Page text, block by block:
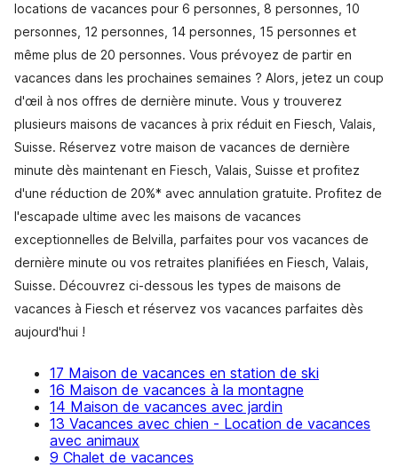
locations de vacances pour 6 personnes, 8 personnes, 10
personnes, 12 personnes, 14 personnes, 15 personnes et
même plus de 20 personnes. Vous prévoyez de partir en
vacances dans les prochaines semaines ? Alors, jetez un coup
d'œil à nos offres de dernière minute. Vous y trouverez
plusieurs maisons de vacances à prix réduit en Fiesch, Valais,
Suisse. Réservez votre maison de vacances de dernière
minute dès maintenant en Fiesch, Valais, Suisse et profitez
d'une réduction de 20%* avec annulation gratuite. Profitez de
l'escapade ultime avec les maisons de vacances
exceptionnelles de Belvilla, parfaites pour vos vacances de
dernière minute ou vos retraites planifiées en Fiesch, Valais,
Suisse. Découvrez ci-dessous les types de maisons de
vacances à Fiesch et réservez vos vacances parfaites dès
aujourd'hui !
17 Maison de vacances en station de ski
16 Maison de vacances à la montagne
14 Maison de vacances avec jardin
13 Vacances avec chien - Location de vacances
avec animaux
9 Chalet de vacances